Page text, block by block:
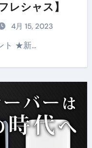
レシャス】
4月 15, 2023
ント ★新…